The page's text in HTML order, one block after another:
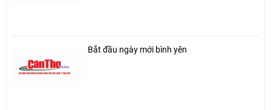
Bắt đầu ngày mới bình yên